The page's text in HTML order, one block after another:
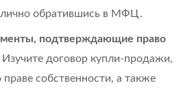
лично обратившись в МФЦ․
подтверждающие право
Изучите договор купли-продажи,
праве собственности, а также